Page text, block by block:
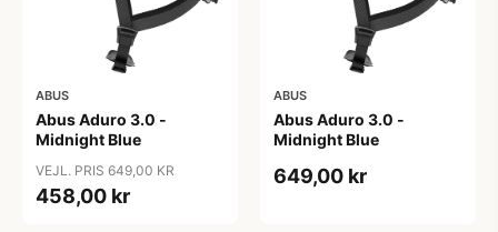
ABUS
Abus Aduro 3.0 -
Midnight Blue
VEJL. PRIS 649,00 KR
458,00 kr
ABUS
Abus Aduro 3.0 -
Midnight Blue
649,00 kr